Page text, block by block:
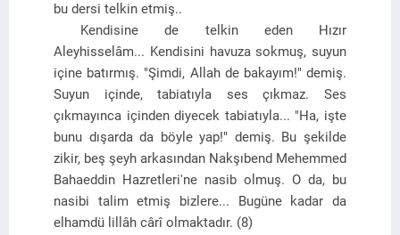
bu dersi telkin etmiş..
Kendisine de telkin eden Hızır
Aleyhisselâm... Kendisini havuza sokmuş, suyun
içine batırmış. "Şimdi, Allah de bakayım!" demiş.
Suyun içinde, tabiatıyla ses çıkmaz. Ses
çıkmayınca içinden diyecek tabiatıyla... "Ha, işte
bunu dışarda da böyle yap!" demiş. Bu şekilde
zikir, beş şeyh arkasından Nakşıbend Mehemmed
Bahaeddin Hazretleri'ne nasib olmuş. O da, bu
nasibi talim etmiş bizlere... Bugüne kadar da
elhamdü lillâh cârî olmaktadır. (8)